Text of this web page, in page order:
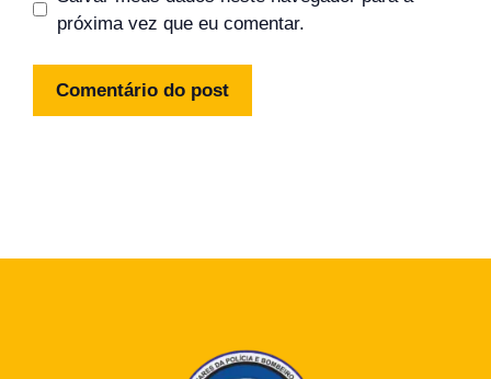
próxima vez que eu comentar.